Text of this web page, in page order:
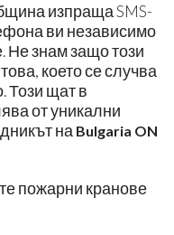
изпраща SMS-
ви независимо
Не знам защо този
което се случва
Този щат в
от уникални
на Bulgaria ON
пожарни кранове